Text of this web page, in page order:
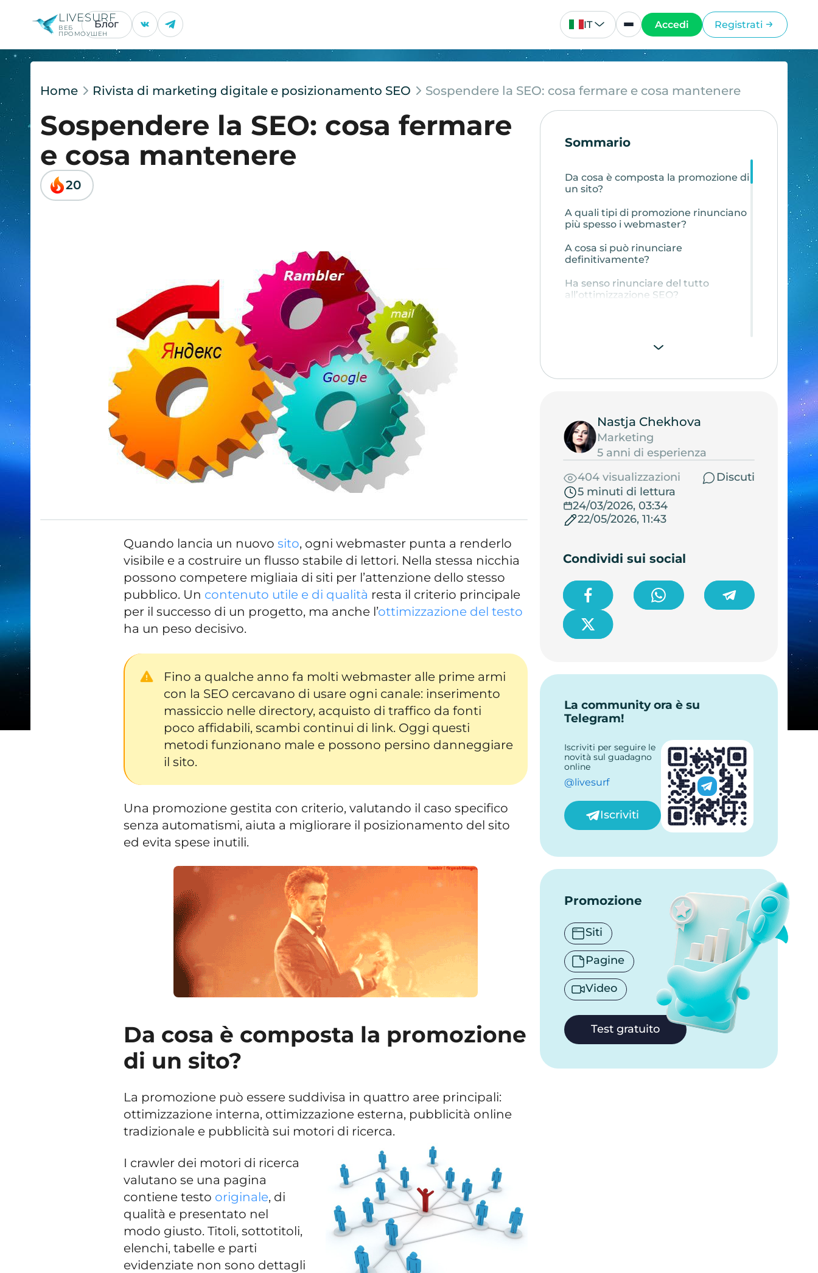
LIVESURF
ВЕБ
ПРОМОУШЕН
Блог IT Accedi Registrati
Home Rivista di marketing digitale e posizionamento SEO Sospendere la SEO: cosa fermare e cosa mantenere
Sospendere la SEO: cosa fermare
e cosa mantenere
20
Quando lancia un nuovosito, ogni webmaster punta a renderlo
visibile e a costruire un flusso stabile di lettori. Nella stessa nicchia
possono competere migliaia di siti per l’attenzione dello stesso
pubblico. Un contenuto utile e di qualità resta il criterio principale
per il successo di un progetto, ma anche l’ottimizzazione del testo
ha un peso decisivo.
Fino a qualche anno fa molti webmaster alle prime armi
con la SEO cercavano di usare ogni canale: inserimento
massiccio nelle directory, acquisto di traffico da fonti
poco affidabili, scambi continui di link. Oggi questi
metodi funzionano male e possono persino danneggiare
il sito.
Una promozione gestita con criterio, valutando il caso specifico
senza automatismi, aiuta a migliorare il posizionamento del sito
ed evita spese inutili.
Da cosa è composta la promozione
di un sito?
La promozione può essere suddivisa in quattro aree principali:
ottimizzazione interna, ottimizzazione esterna, pubblicità online
tradizionale e pubblicità sui motori di ricerca.
I crawler dei motori di ricerca
valutano se una pagina
contiene testo originale, di
qualità e presentato nel
modo giusto. Titoli, sottotitoli,
elenchi, tabelle e parti
evidenziate non sono dettagli
Sommario
Da cosa è composta la promozione di
un sito?
A quali tipi di promozione rinunciano
più spesso i webmaster?
A cosa si può rinunciare
definitivamente?
Ha senso rinunciare del tutto
all’ottimizzazione SEO?
Nastja Chekhova
Marketing
5 anni di esperienza
404 visualizzazioni
Discuti
5 minuti di lettura
24/03/2026, 03:34
22/05/2026, 11:43
Condividi sui social
La community ora è su
Telegram!
Iscriviti per seguire le
novità sul guadagno
online
@livesurf
Iscriviti
Promozione
Siti
Pagine
Video
Test gratuito